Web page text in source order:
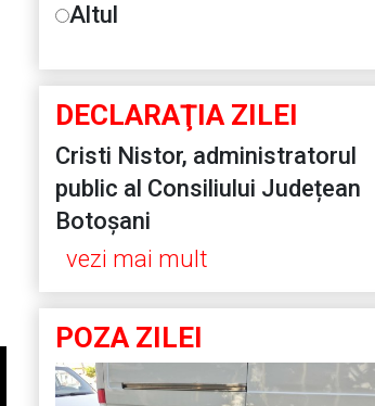
Altul
DECLARAŢIA ZILEI
Cristi Nistor, administratorul
public al Consiliului Județean
Botoșani
vezi mai mult
POZA ZILEI